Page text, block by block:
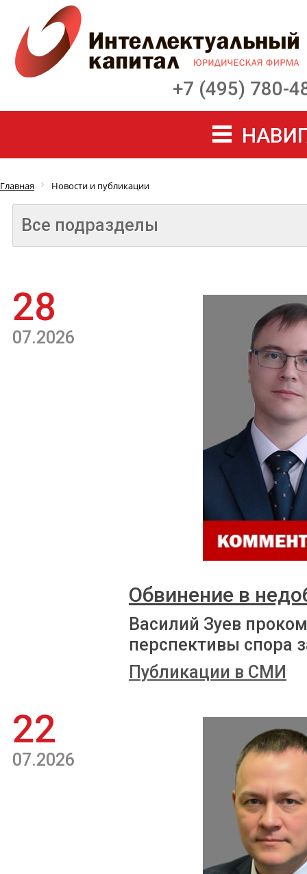
+7 (495) 780-
Главная Новости и публикации
28
07.2026
Обвинение в
Василий Зуев
перспективы спора
Публикации в СМИ
22
07.2026
Все подразделы